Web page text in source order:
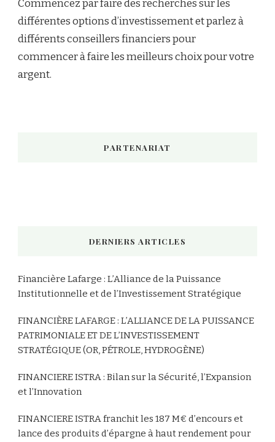
Commencez par faire des recherches sur les
différentes options d’investissement et parlez à
différents conseillers financiers pour
commencer à faire les meilleurs choix pour votre
argent.
PARTENARIAT
DERNIERS ARTICLES
Financière Lafarge : L’Alliance de la Puissance
Institutionnelle et de l’Investissement Stratégique
FINANCIÈRE LAFARGE : L’ALLIANCE DE LA PUISSANCE
PATRIMONIALE ET DE L’INVESTISSEMENT
STRATÉGIQUE (OR, PÉTROLE, HYDROGÈNE)
FINANCIERE ISTRA : Bilan sur la Sécurité, l’Expansion
et l’Innovation
FINANCIERE ISTRA franchit les 187 M€ d’encours et
lance des produits d’épargne à haut rendement pour